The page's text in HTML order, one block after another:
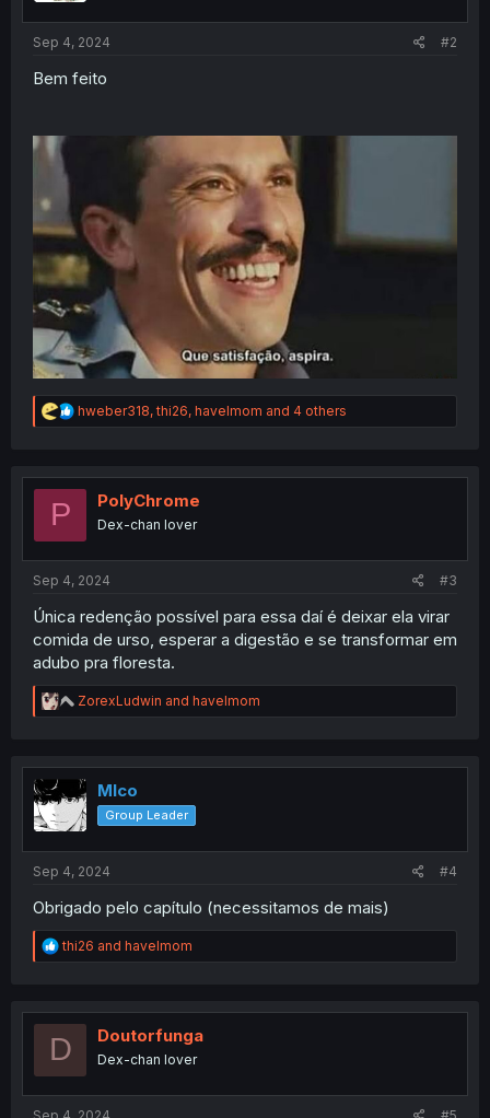
:
Sep 4, 2024 #2
Bem feito
R
e
t
hweber318,thi26, havelmom and 4 others
P PolyChrome
Dex-chan lover
Sep 4, 2024 #3
Única redenção possível para essa daí é deixar ela virar
comida de urso, esperar a digestão e se transformar em
adubo pra floresta.
R
e
t
i
o
n
ZorexLudwin and havelmom
Mlco
Group Leader
Sep 4, 2024 #4
Obrigado pelo capítulo (necessitamos de mais)
R
e
t
o
thi26 and havelmom
D Doutorfunga
Dex-chan lover